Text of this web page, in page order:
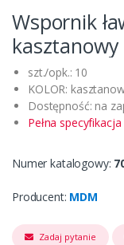
Wspornik
kasztanowy
szt./opk.: 10
KOLOR:
Dostępność: na
Pełna specyfikacja
Numer katalogowy:
Producent: MDM
Zadaj pytanie